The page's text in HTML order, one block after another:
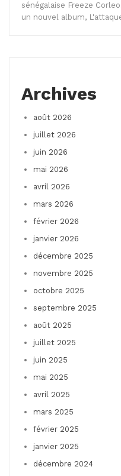
sénégalaise Freeze
un nouvel album,
Archives
août 2026
juillet 2026
juin 2026
mai 2026
avril 2026
mars 2026
février 2026
janvier 2026
décembre 2025
novembre 2025
octobre 2025
septembre 2025
août 2025
juillet 2025
juin 2025
mai 2025
avril 2025
mars 2025
février 2025
janvier 2025
décembre 2024